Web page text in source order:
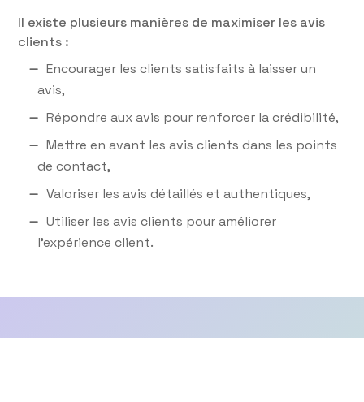
Il existe plusieurs manières de maximiser les avis
clients :
Encourager les clients satisfaits à laisser un
avis,
Répondre aux avis pour renforcer la crédibilité,
Mettre en avant les avis clients dans les points
de contact,
Valoriser les avis détaillés et authentiques,
Utiliser les avis clients pour améliorer
l’expérience client.